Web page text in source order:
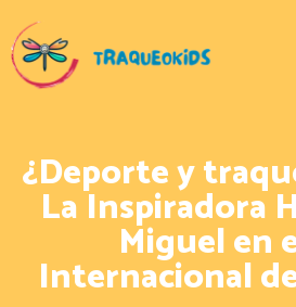
¿Deporte y
La Inspiradora
Miguel en
Internacional